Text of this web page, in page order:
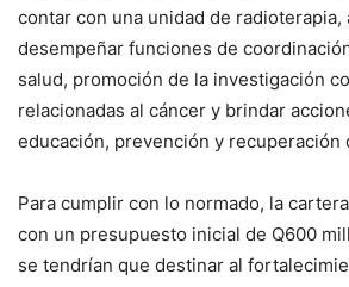
contar con una unidad de radioterapia,
desempeñar funciones de
salud, promoción de la investigación
relacionadas al cáncer y brindar
educación, prevención y recuperación
Para cumplir con lo normado, la
con un presupuesto inicial de Q600
se tendrían que destinar al